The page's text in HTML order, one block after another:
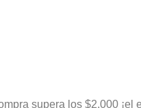
supera los $2,000 ¡el